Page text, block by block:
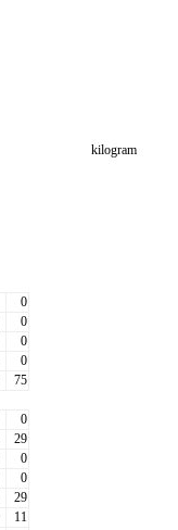
kilogram
0
0
0
0
75
0
29
0
0
29
11